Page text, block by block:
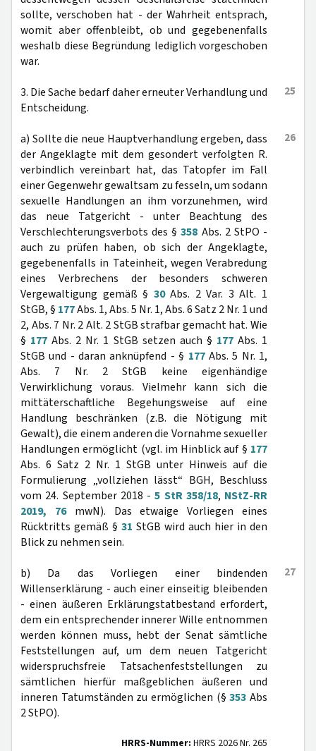
sollte, verschoben hat - der Wahrheit entsprach,
womit aber offenbleibt, ob und gegebenenfalls
weshalb diese Begründung lediglich vorgeschoben
war.
25
3. Die Sache bedarf daher erneuter Verhandlung und
Entscheidung.
26
a) Sollte die neue Hauptverhandlung ergeben, dass
der Angeklagte mit dem gesondert verfolgten R.
verbindlich vereinbart hat, das Tatopfer im Fall
einer Gegenwehr gewaltsam zu fesseln, um sodann
sexuelle Handlungen an ihm vorzunehmen, wird
das neue Tatgericht - unter Beachtung des
Verschlechterungsverbots des §358 Abs. 2 StPO -
auch zu prüfen haben, ob sich der Angeklagte,
gegebenenfalls in Tateinheit, wegen Verabredung
eines Verbrechens der besonders schweren
Vergewaltigung gemäß § 30Abs. 2 Var. 3 Alt. 1
StGB, § 177Abs. 1, Abs. 5 Nr. 1, Abs. 6 Satz 2 Nr. 1 und
2, Abs. 7 Nr. 2 Alt. 2 StGB strafbar gemacht hat. Wie
§ 177 Abs. 2 Nr. 1 StGB setzen auch § 177Abs. 1
StGB und - daran anknüpfend - § 177Abs. 5 Nr. 1,
Abs. 7 Nr. 2 StGB keine eigenhändige
Verwirklichung voraus. Vielmehr kann sich die
mittäterschaftliche Begehungsweise auf eine
Handlung beschränken (z.B. die Nötigung mit
Gewalt), die einem anderen die Vornahme sexueller
Handlungen ermöglicht (vgl. im Hinblick auf § 177
Abs. 6 Satz 2 Nr. 1 StGB unter Hinweis auf die
Formulierung „vollziehen lässt“ BGH, Beschluss
vom 24. September 2018 -5 StR 358/18, NStZ-RR
2019, 76mwN). Das etwaige Vorliegen eines
Rücktritts gemäß § 31 StGB wird auch hier in den
Blick zu nehmen sein.
27
b) Da das Vorliegen einer bindenden
Willenserklärung - auch einer einseitig bleibenden
- einen äußeren Erklärungstatbestand erfordert,
dem ein entsprechender innerer Wille entnommen
werden können muss, hebt der Senat sämtliche
Feststellungen auf, um dem neuen Tatgericht
widerspruchsfreie Tatsachenfeststellungen zu
sämtlichen hierfür maßgeblichen äußeren und
inneren Tatumständen zu ermöglichen (§353 Abs
2 StPO).
HRRS-Nummer: HRRS 2026 Nr. 265